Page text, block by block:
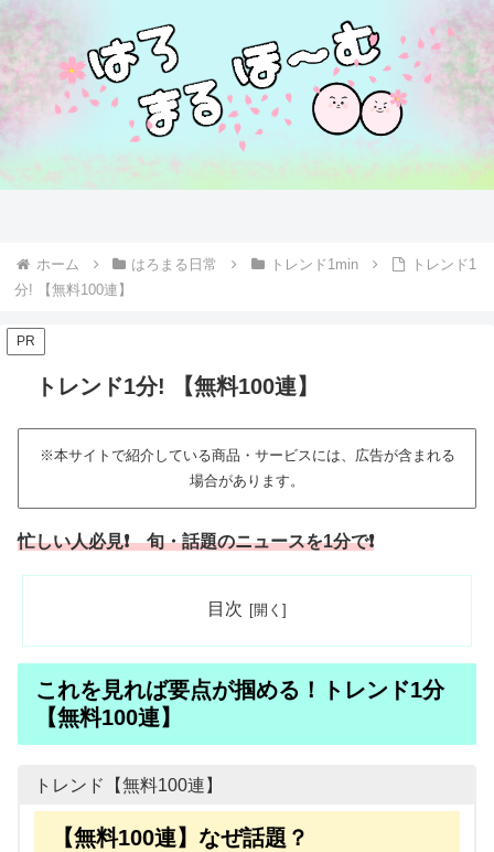
ホーム はろまる日常 トレンド1min
トレンド1
分! 【無料100連】
PR
トレンド1分! 【無料100連】
※本サイトで紹介している商品・サービスには、広告が含まれる
場合があります。
忙しい人必見❗ 旬・話題のニュースを1分で❗
目次
これを見れば要点が掴める！トレンド1分
【無料100連】
トレンド【無料100連】
【無料100連】なぜ話題？